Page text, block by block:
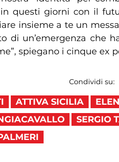
questi giorni con il
insieme a te un
di un’emergenza che
spiegano i cinque ex
Condividi su:
ATTIVA SICILIA
SERGIO